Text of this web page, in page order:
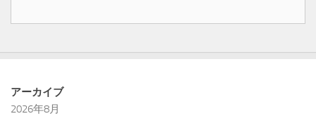
アーカイブ
2026年8月